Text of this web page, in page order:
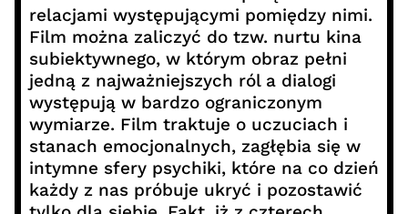
relacjami występującymi pomiędzy nimi.
Film można zaliczyć do tzw. nurtu kina
subiektywnego, w którym obraz pełni
jedną z najważniejszych ról a dialogi
występują w bardzo ograniczonym
wymiarze. Film traktuje o uczuciach i
stanach emocjonalnych, zagłębia się w
intymne sfery psychiki, które na co dzień
każdy z nas próbuje ukryć i pozostawić